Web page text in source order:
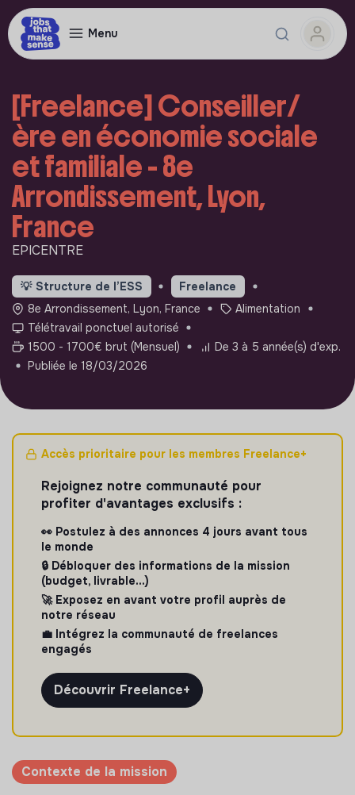
Menu
[Freelance] Conseiller/
ère en économie sociale
et familiale - 8e
Arrondissement, Lyon,
France
EPICENTRE
💡 Structure de l’ESS
Freelance
8e Arrondissement, Lyon, France
Alimentation
Télétravail ponctuel autorisé
1500 - 1700€ brut (Mensuel)
De 3 à 5 année(s) d'exp.
Publiée le 18/03/2026
Accès prioritaire pour les membres Freelance+
Rejoignez notre communauté pour
profiter d'avantages exclusifs :
👀 Postulez à des annonces 4 jours avant tous
le monde
🔒 Débloquer des informations de la mission
(budget, livrable...)
🚀 Exposez en avant votre profil auprès de
notre réseau
💼 Intégrez la communauté de freelances
engagés
Découvrir Freelance+
Contexte de la mission